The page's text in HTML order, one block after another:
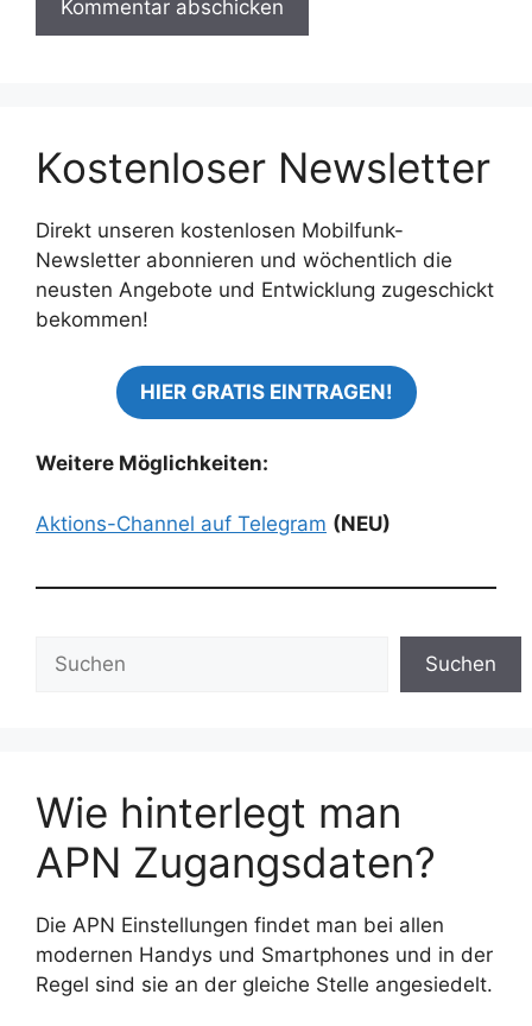
Kostenloser Newsletter
Direkt unseren kostenlosen Mobilfunk-
Newsletter abonnieren und wöchentlich die
neusten Angebote und Entwicklung zugeschickt
bekommen!
HIER GRATIS EINTRAGEN!
Weitere Möglichkeiten:
Aktions-Channel auf Telegram (NEU)
Suchen
Wie hinterlegt man
APN Zugangsdaten?
Die APN Einstellungen findet man bei allen
modernen Handys und Smartphones und in der
Regel sind sie an der gleiche Stelle angesiedelt.